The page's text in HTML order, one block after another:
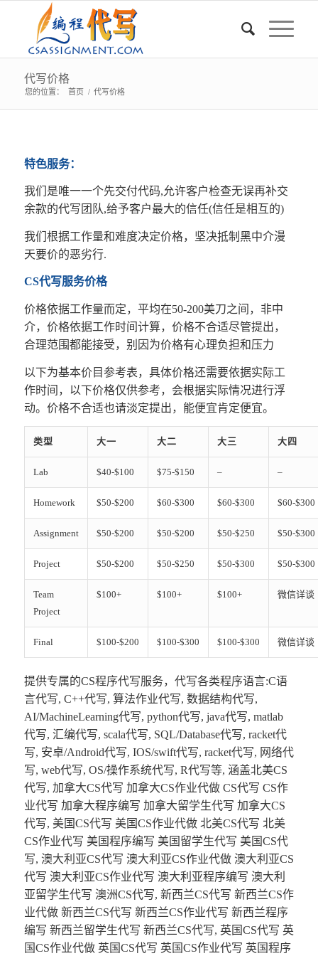
代写价格
您的位置： 首页 / 代写价格
特色服务：
我们是唯一一个先交付代码,允许客户检查无误再补交
余款的代写团队,给予客户最大的信任(信任是相互的)
我们根据工作量和难度决定价格，坚决抵制黑中介漫
天要价的恶劣行.
CS代写服务价格
价格依据工作量而定，平均在50-200美刀之间，非中
介，价格依据工作时间计算，价格不合适尽管提出，
合理范围都能接受，别因为价格有心理负担和压力
以下为基本价目参考表，具体价格还需要依据实际工
作时间，以下价格仅供参考，会根据实际情况进行浮
动。价格不合适也请淡定提出，能便宜肯定便宜。
类型 大一 大二 大三 大四
Lab $40-$100 $75-$150 – –
Homework $50-$200 $60-$300 $60-$300 $60-$300
Assignment $50-$200 $50-$200 $50-$250 $50-$300
Project $50-$200 $50-$250 $50-$300 $50-$300
Team
Project
$100+ $100+ $100+ 微信详谈
Final $100-$200 $100-$300 $100-$300 微信详谈
提供专属的CS程序代写服务，代写各类程序语言:C语
言代写, C++代写, 算法作业代写, 数据结构代写,
AI/MachineLearning代写, python代写, java代写, matlab
代写, 汇编代写, scala代写, SQL/Database代写, racket代
写, 安卓/Android代写, IOS/swift代写, racket代写, 网络代
写, web代写, OS/操作系统代写, R代写等, 涵盖北美CS
代写, 加拿大CS代写 加拿大CS作业代做 CS代写 CS作
业代写 加拿大程序编写 加拿大留学生代写 加拿大CS
代写, 美国CS代写 美国CS作业代做 北美CS代写 北美
CS作业代写 美国程序编写 美国留学生代写 美国CS代
写, 澳大利亚CS代写 澳大利亚CS作业代做 澳大利亚CS
代写 澳大利亚CS作业代写 澳大利亚程序编写 澳大利
亚留学生代写 澳洲CS代写, 新西兰CS代写 新西兰CS作
业代做 新西兰CS代写 新西兰CS作业代写 新西兰程序
编写 新西兰留学生代写 新西兰CS代写, 英国CS代写 英
国CS作业代做 英国CS代写 英国CS作业代写 英国程序